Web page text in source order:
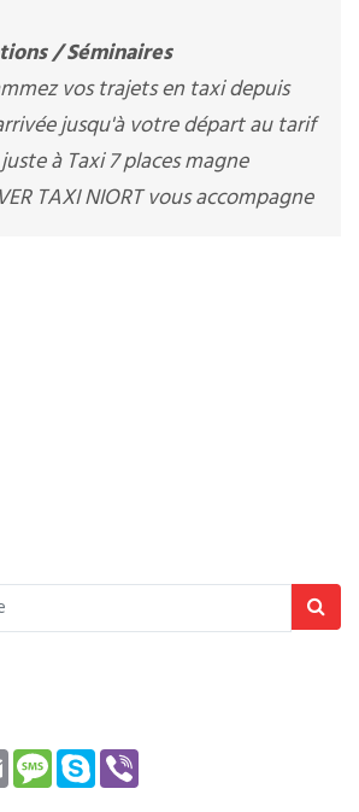
/ Séminaires
vos trajets en taxi depuis
jusqu'à votre départ au tarif
à Taxi 7 places magne
TAXI NIORT vous accompagne
EmailMessage
Skype